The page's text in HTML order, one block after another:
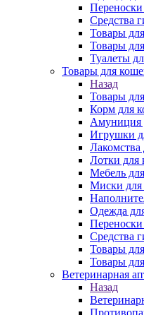
Переноски
Средства
Товары
Товары
Туалеты
Товары для
Назад
Товары
Корм для
Амуниция
Игрушки
Лакомства
Лотки для
Мебель
Миски для
Одежда
Средства
Товары
Товары
Ветеринарная
Назад